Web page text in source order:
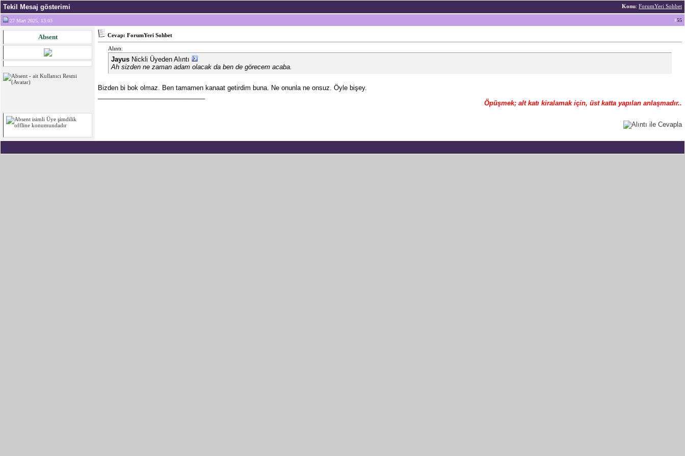
Konu: ForumYeri Sohbet
Tekil Mesaj gösterimi
27 Mart 2025, 13:03 #55
Absent Cevap: ForumYeri Sohbet
Alıntı:
Jayus Nickli Üyeden Alıntı
Ah sizden ne zaman adam olacak da ben de görecem acaba.
Bizden bi bok olmaz. Ben tamamen kanaat getirdim buna. Ne onunla ne onsuz. Öyle bişey.
Öpüşmek; alt katı kiralamak için, üst katta yapılan anlaşmadır..